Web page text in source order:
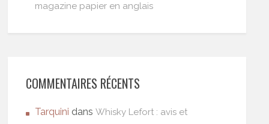
magazine papier en anglais
COMMENTAIRES RÉCENTS
Tarquini dansWhisky Lefort : avis et